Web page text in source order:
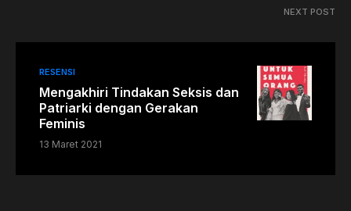
NEXT POST
RESENSI
Mengakhiri Tindakan Seksis dan
Patriarki dengan Gerakan
Feminis
13 Maret 2021